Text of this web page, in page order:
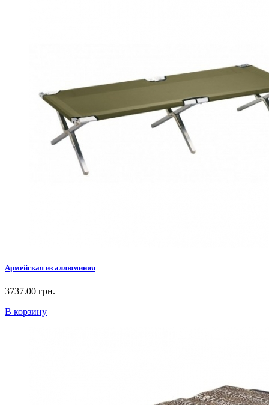
Армейская из аллюминия
3737.00 грн.
В корзину